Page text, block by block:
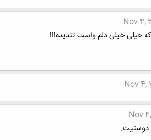
Nov 4,
خیلی خیلی دلم واست تندیده!!!
Nov 4,
Nov
دوستیت.